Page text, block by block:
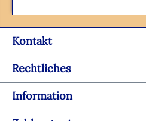
Kontakt
Rechtliches
Information